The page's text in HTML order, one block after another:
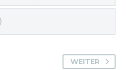
WEITER